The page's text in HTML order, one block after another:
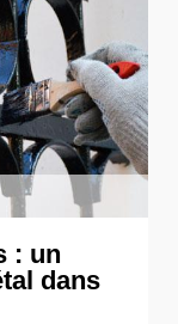
: un
dans